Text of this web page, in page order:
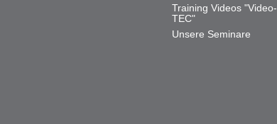
Training Videos "Video-
TEC"
Unsere Seminare